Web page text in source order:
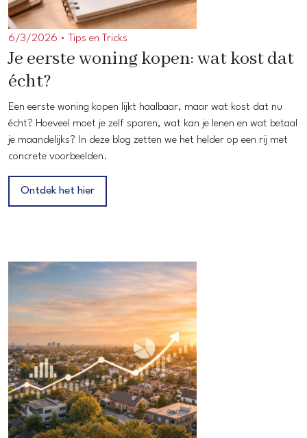
6/3/2026 • Tips en Tricks
Je eerste woning kopen: wat kost dat
écht?
Een eerste woning kopen lijkt haalbaar, maar wat kost dat nu
écht? Hoeveel moet je zelf sparen, wat kan je lenen en wat betaal
je maandelijks? In deze blog zetten we het helder op een rij met
concrete voorbeelden.
Ontdek het hier